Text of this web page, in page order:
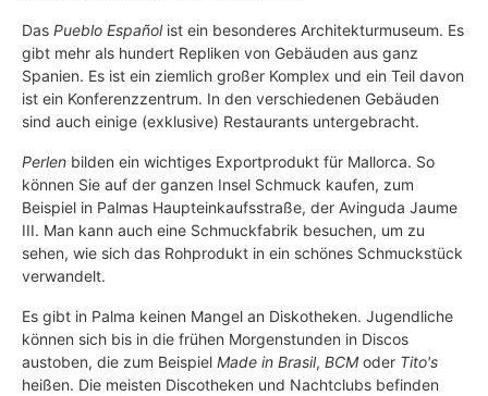
Das Pueblo Españolist ein besonderes Architekturmuseum. Es
gibt mehr als hundert Repliken von Gebäuden aus ganz
Spanien. Es ist ein ziemlich großer Komplex und ein Teil davon
ist ein Konferenzzentrum. In den verschiedenen Gebäuden
sind auch einige (exklusive) Restaurants untergebracht.
Perlen bilden ein wichtiges Exportprodukt für Mallorca. So
können Sie auf der ganzen Insel Schmuck kaufen, zum
Beispiel in Palmas Haupteinkaufsstraße, der Avinguda Jaume
III. Man kann auch eine Schmuckfabrik besuchen, um zu
sehen, wie sich das Rohprodukt in ein schönes Schmuckstück
verwandelt.
Es gibt in Palma keinen Mangel an Diskotheken. Jugendliche
können sich bis in die frühen Morgenstunden in Discos
austoben, die zum Beispiel Made in Brasil, BCModer Tito's
heißen. Die meisten Discotheken und Nachtclubs befinden